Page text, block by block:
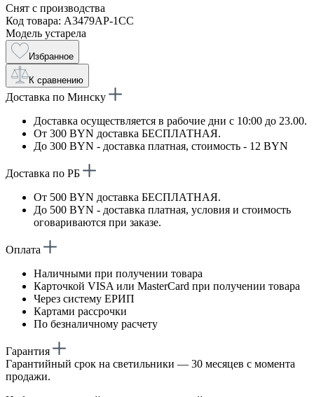
Снят с производства
Код товара: A3479AP-1CC
Модель устарела
Избранное
К сравнению
Доставка по Минску
Доставка осуществляется в рабочие дни с 10:00 до 23.00.
От 300 BYN доставка БЕСПЛАТНАЯ.
До 300 BYN - доставка платная, стоимость - 12 BYN
Доставка по РБ
От 500 BYN доставка БЕСПЛАТНАЯ.
До 500 BYN - доставка платная, условия и стоимость
оговариваются при заказе.
Оплата
Наличными при получении товара
Карточкой VISA или MasterCard при получении товара
Через систему ЕРИП
Картами рассрочки
По безналичному расчету
Гарантия
Гарантийный срок на светильники — 30 месяцев с момента
продажи.